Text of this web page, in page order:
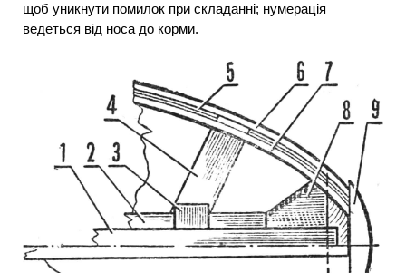
щоб уникнути помилок при складанні; нумерація
ведеться від носа до корми.